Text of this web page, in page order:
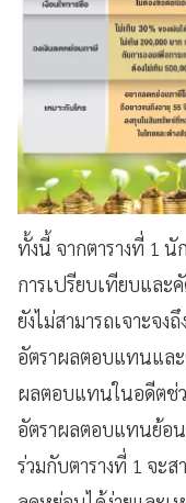
ทั้งนี้ จากตารางที่ 1
การเปรียบเทียบแล
ยังไม่สามารถเจาะจ
อัตราผลตอบแทนและ
ผลตอบแทนในอดีตช่
อัตราผลตอบแทนย้อ
ร่วมกับตารางที่ 1 จะ